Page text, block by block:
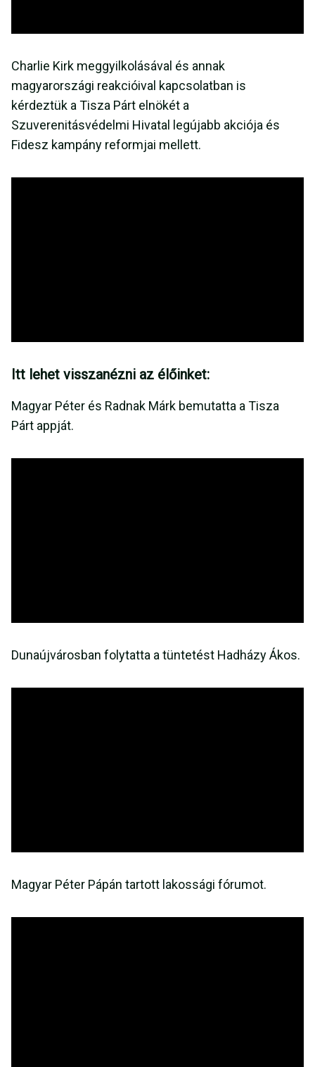
Charlie Kirk meggyilkolásával és annak
magyarországi reakcióival kapcsolatban is
kérdeztük a Tisza Párt elnökét a
Szuverenitásvédelmi Hivatal legújabb akciója és
Fidesz kampány reformjai mellett.
Itt lehet visszanézni az élőinket:
Magyar Péter és Radnak Márk bemutatta a Tisza
Párt appját.
Dunaújvárosban folytatta a tüntetést Hadházy Ákos.
Magyar Péter Pápán tartott lakossági fórumot.